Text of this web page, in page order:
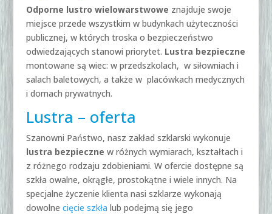
Odporne lustro wielowarstwowe znajduje swoje
miejsce przede wszystkim w budynkach użyteczności
publicznej, w których troska o bezpieczeństwo
odwiedzających stanowi priorytet. Lustra bezpieczne
montowane są wiec: w przedszkolach, w siłowniach i
salach baletowych, a także w placówkach medycznych
i domach prywatnych.
Lustra – oferta
Szanowni Państwo, nasz zakład szklarski wykonuje
lustra bezpieczne w różnych wymiarach, kształtach i
z różnego rodzaju zdobieniami. W ofercie dostępne są
szkła owalne, okrągłe, prostokątne i wiele innych. Na
specjalne życzenie klienta nasi szklarze wykonają
dowolne cięcie szkła lub podejmą się jego